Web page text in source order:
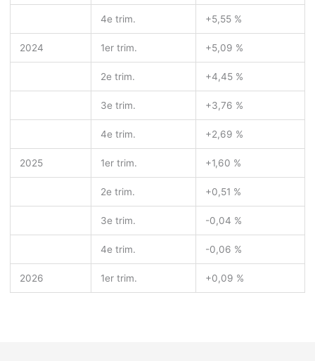
4e trim. +5,55 %
2024 1er trim. +5,09 %
2e trim. +4,45 %
3e trim. +3,76 %
4e trim. +2,69 %
2025 1er trim. +1,60 %
2e trim. +0,51 %
3e trim. -0,04 %
4e trim. -0,06 %
2026 1er trim. +0,09 %